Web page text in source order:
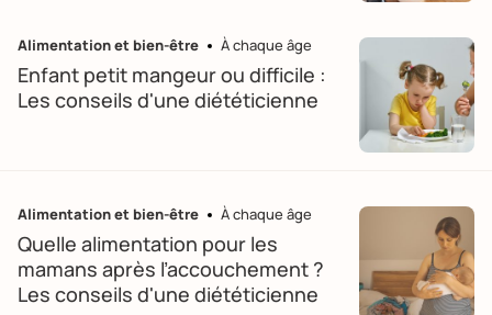
Alimentation et bien-être À chaque âge
Enfant petit mangeur ou difficile :
Les conseils d'une diététicienne
Alimentation et bien-être À chaque âge
Quelle alimentation pour les
mamans après l’accouchement ?
Les conseils d'une diététicienne